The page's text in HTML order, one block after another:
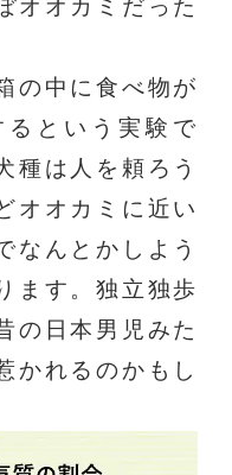
オオカミだった
の中に食べ物が
という実験で
種は人を頼ろう
オオカミに近い
なんとかしよう
ます。独立独歩
の日本男児みた
かれるのかもし